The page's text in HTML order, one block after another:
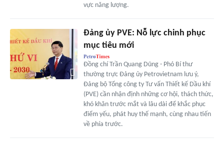
vực năng lượng.
Đảng ủy PVE: Nỗ lực chinh phục
mục tiêu mới
Đồng chí Trần Quang Dũng - Phó Bí thư
thường trực Đảng ủy Petrovietnam lưu ý,
Đảng bộ Tổng công ty Tư vấn Thiết kế Dầu khí
(PVE) cần nhận định những cơ hội, thách thức,
khó khăn trước mắt và lâu dài để khắc phục
điểm yếu, phát huy thế mạnh, cùng nhau tiến
về phía trước.